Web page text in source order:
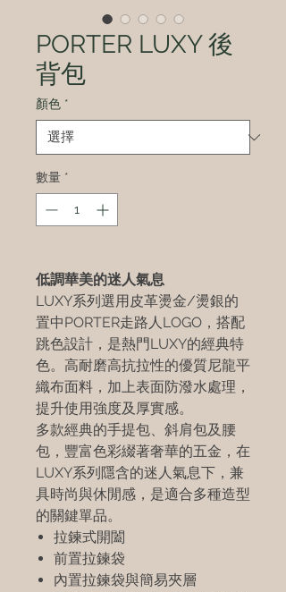
PORTER LUXY 後
背包
顏色 *
數量 *
低調華美的迷人氣息
LUXY系列選用皮革燙金/燙銀的
置中PORTER走路人LOGO，搭配
跳色設計，是熱門LUXY的經典特
色。高耐磨高抗拉性的優質尼龍平
織布面料，加上表面防潑水處理，
提升使用強度及厚實感。
多款經典的手提包、斜肩包及腰
包，豐富色彩綴著奢華的五金，在
LUXY系列隱含的迷人氣息下，兼
具時尚與休閒感，是適合多種造型
的關鍵單品。
拉鍊式開闔
前置拉鍊袋
內置拉鍊袋與簡易夾層